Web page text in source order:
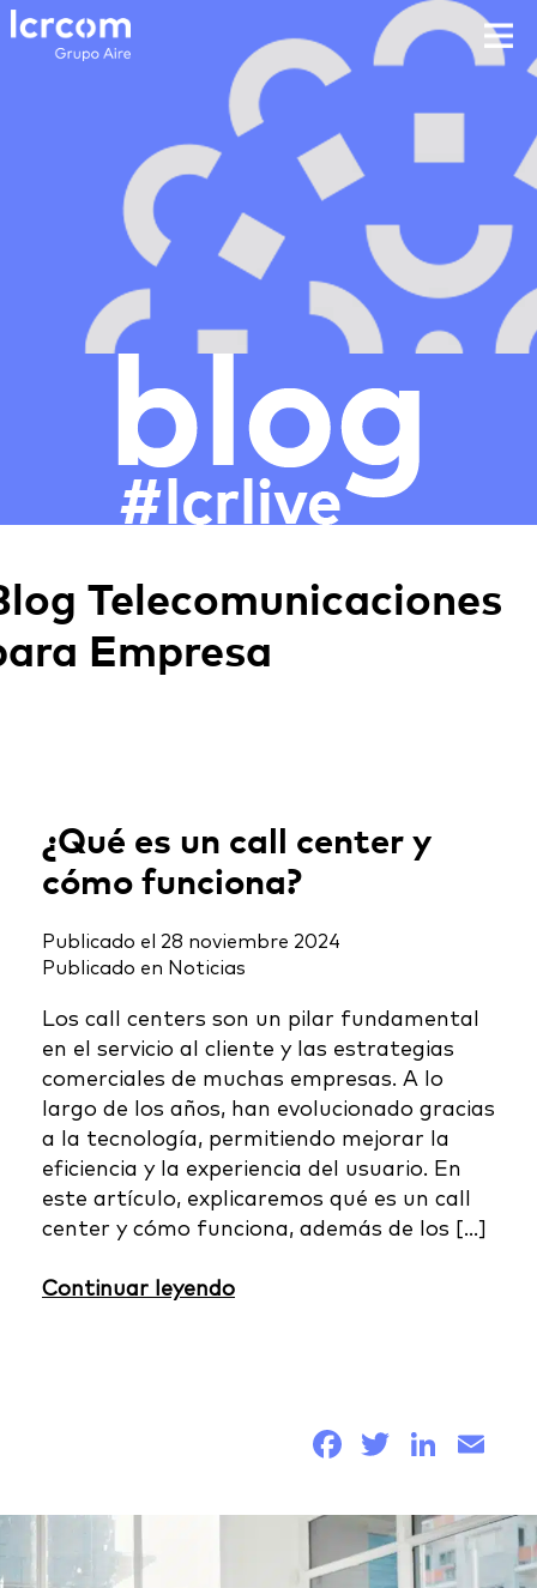
Telecomunicaciones
Empresa
¿Qué es un call center y
cómo funciona?
Publicado el 28 noviembre 2024
Publicado en Noticias
Los call centers son un pilar fundamental
en el servicio al cliente y las estrategias
comerciales de muchas empresas. A lo
largo de los años, han evolucionado gracias
a la tecnología, permitiendo mejorar la
eficiencia y la experiencia del usuario. En
este artículo, explicaremos qué es un call
center y cómo funciona, además de los […]
Facebook
Twitter
Continuar leyendo